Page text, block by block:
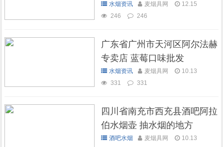
水烟资讯 麦烟具网
12.15
246
246
广东省广州市天河区阿尔法赫
专卖店 蓝莓口味批发
水烟资讯 麦烟具网
10.13
331
331
四川省南充市西充县酒吧阿拉
伯水烟壶 抽水烟的地方
酒吧水烟 麦烟具网
10.13